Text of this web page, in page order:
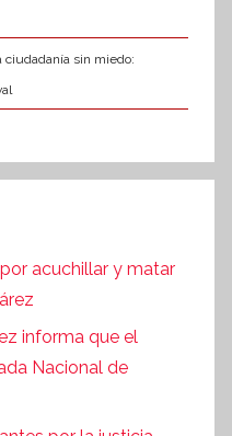
ciudadanía sin miedo:
por acuchillar y matar
informa que el
Nacional de